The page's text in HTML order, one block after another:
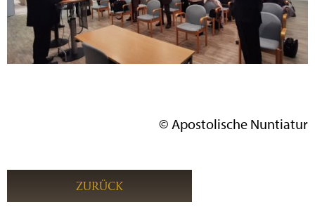
© Apostolische Nuntiatur
ZURÜCK